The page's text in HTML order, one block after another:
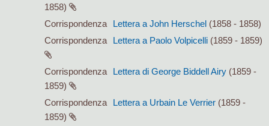
1858)
Corrispondenza
Lettera a John Herschel (1858 - 1858)
Corrispondenza
Lettera a Paolo Volpicelli (1859 - 1859)
Corrispondenza Lettera di George Biddell Airy (1859 -
1859)
Corrispondenza
Lettera a Urbain Le Verrier (1859 -
1859)